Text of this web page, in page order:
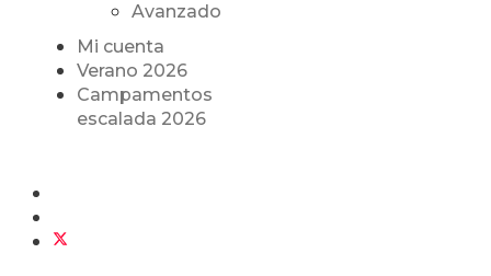
Avanzado
Mi cuenta
Verano 2026
Campamentos
escalada 2026